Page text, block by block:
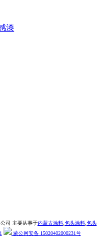
漆
司 主要从事于内蒙古涂料, 包头涂料, 包头
蒙公网安备 15020402000231号